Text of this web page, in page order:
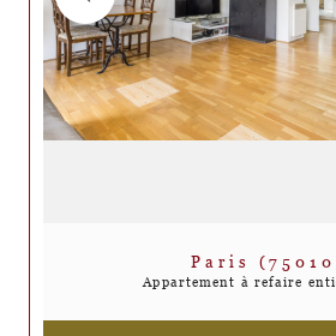
Paris
Appartement à refaire